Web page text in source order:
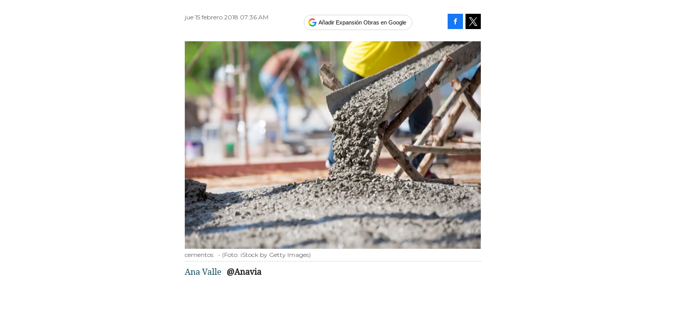
jue 15 febrero 2018 07:36 AM
Añadir Expansión Obras en Google
cementos - (Foto: iStock by Getty Images)
Ana Valle @Anavia